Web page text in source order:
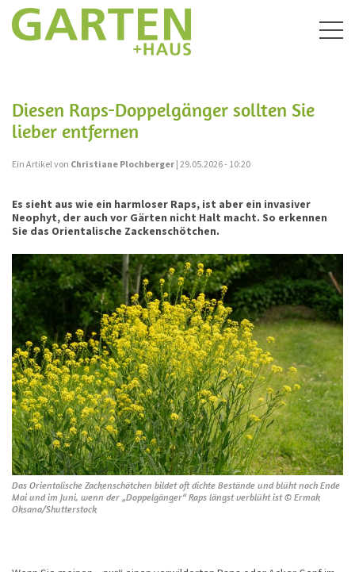
Diesen Raps-Doppelgänger sollten Sie
lieber entfernen
Ein Artikel von Christiane Plochberger | 29.05.2026 - 10:20
Es sieht aus wie ein harmloser Raps, ist aber ein invasiver
Neophyt, der auch vor Gärten nicht Halt macht. So erkennen
Sie das Orientalische Zackenschötchen.
Das Orientalische Zackenschötchen bildet oft dichte Bestände und blüht noch Ende
Mai und im Juni, wenn der „Doppelgänger“ Raps längst verblüht ist © Ermak
Oksana/Shutterstock